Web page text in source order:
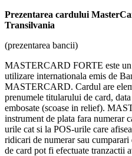
Prezentarea cardului
Transilvania
(prezentarea bancii)
MASTERCARD FORTE este
utilizare internationala emis de
MASTERCARD. Cardul are
prenumele titularului de card,
embosate (scoase in relief).
instrument de plata fara numerar
urile cat si la POS-urile care
ridicari de numerar sau
de card pot fi efectuate tranzactii